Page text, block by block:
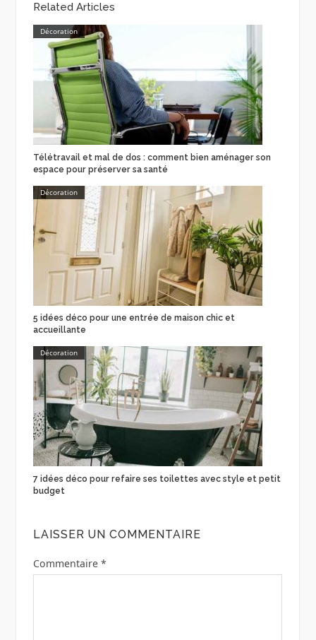
Related Articles
Décoration
Télétravail et mal de dos : comment bien aménager son
espace pour préserver sa santé
Décoration
5 idées déco pour une entrée de maison chic et
accueillante
Décoration
7 idées déco pour refaire ses toilettes avec style et petit
budget
LAISSER UN COMMENTAIRE
Commentaire *